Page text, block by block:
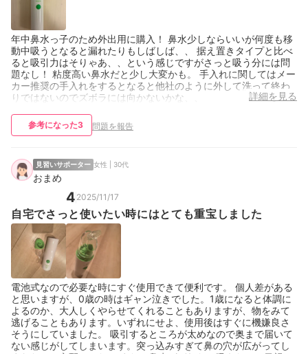
年中鼻水っ子のため外出用に購入！ 鼻水少しならいいが何度も移
動中吸うとなると漏れたりもしばしば、、 据え置きタイプと比べ
ると吸引力はそりゃあ、、という感じですがさっと吸う分には問
題なし！ 粘度高い鼻水だと少し大変かも。 手入れに関してはメー
カー推奨の手入れをするとなると他社のように外して洗って終わ
りではないのでズボラには向かないかな、、
詳細を見る
参考になった3 問題を報告
見習いサポーター 女性 | 30代
おまめ
4 2025/11/17
自宅でさっと使いたい時にはとても重宝しました
電池式なので必要な時にすぐ使用できて便利です。 個人差がある
と思いますが、0歳の時はギャン泣きでした。1歳になると体調に
よるのか、大人しくやらせてくれることもありますが、物をみて
逃げることもあります。いずれにせよ、使用後はすぐに機嫌良さ
そうにしていました。 吸引するところが太めなので奥まで届いて
ない感じがしてしまいます。突っ込みすぎて鼻の穴が広がってし